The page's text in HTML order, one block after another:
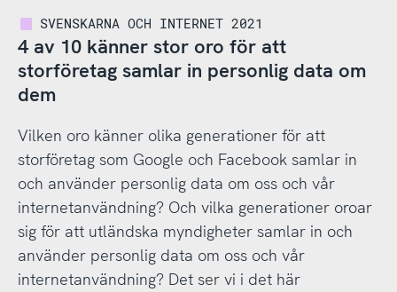
SVENSKARNA OCH INTERNET 2021
4 av 10 känner stor oro för att
storföretag samlar in personlig data om
dem
Vilken oro känner olika generationer för att
storföretag som Google och Facebook samlar in
och använder personlig data om oss och vår
internetanvändning? Och vilka generationer oroar
sig för att utländska myndigheter samlar in och
använder personlig data om oss och vår
internetanvändning? Det ser vi i det här